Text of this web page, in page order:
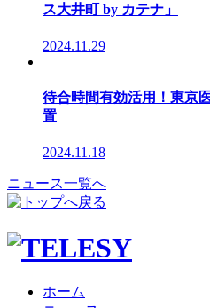
ス大井町 by カテナ」
2024.11.29
待合時間有効活用！東京
置
2024.11.18
ニュース一覧へ
ホーム